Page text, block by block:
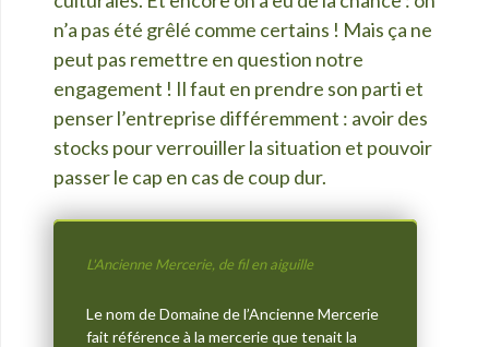
n’a pas été grêlé comme certains ! Mais ça ne
peut pas remettre en question notre
engagement ! Il faut en prendre son parti et
penser l’entreprise différemment : avoir des
stocks pour verrouiller la situation et pouvoir
passer le cap en cas de coup dur.
L'Ancienne Mercerie, de fil en aiguille
Le nom de Domaine de l’Ancienne Mercerie
fait référence à la mercerie que tenait la